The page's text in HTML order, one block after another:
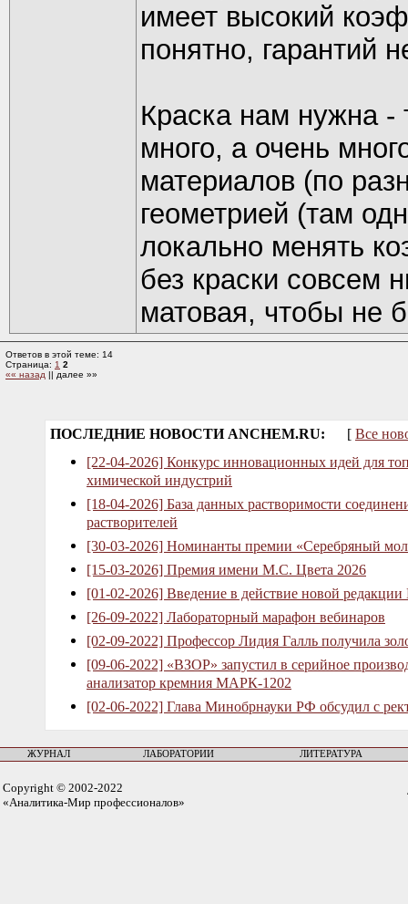
имеет высокий
понятно, гарантий
Краска нам нужна -
много, а очень
материалов (по
геометрией (там
локально менять
без краски совсем
матовая, чтобы не
Ответов в этой теме: 14
Страница: 1 2
«« назад || далее »»
ПОСЛЕДНИЕ НОВОСТИ ANCHEM.RU: [ Все
[22-04-2026] Конкурс инновационных идей для
химической индустрий
[18-04-2026] База данных растворимости
растворителей
[30-03-2026] Номинанты премии «Серебряный
[15-03-2026] Премия имени М.С. Цвета 2026
[01-02-2026] Введение в действие новой
[26-09-2022] Лабораторный марафон вебинаров
[02-09-2022] Профессор Лидия Галль получила
[09-06-2022] «ВЗОР» запустил в серийное
анализатор кремния МАРК-1202
[02-06-2022] Глава Минобрнауки РФ обсудил с
ЖУРНАЛ ЛАБОРАТОРИИ ЛИТЕРАТУРА
Copyright © 2002-2022
«Аналитика-Мир профессионалов»